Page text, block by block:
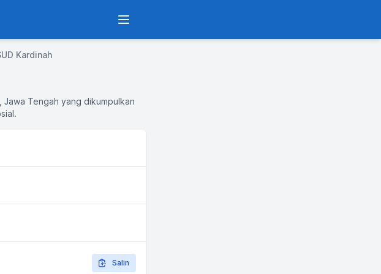
Menu
Kardinah
Jawa Tengah yang dikumpulkan
Salin